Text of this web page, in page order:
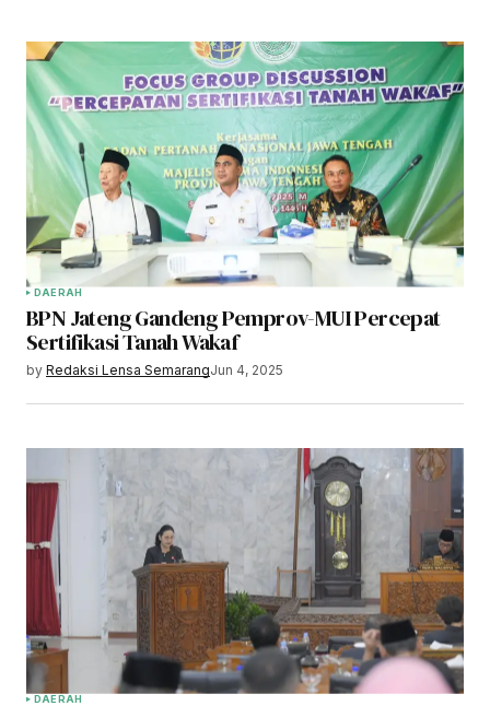
DAERAH
BPN Jateng Gandeng Pemprov-MUI Percepat
Sertifikasi Tanah Wakaf
by Redaksi Lensa SemarangJun 4, 2025
DAERAH